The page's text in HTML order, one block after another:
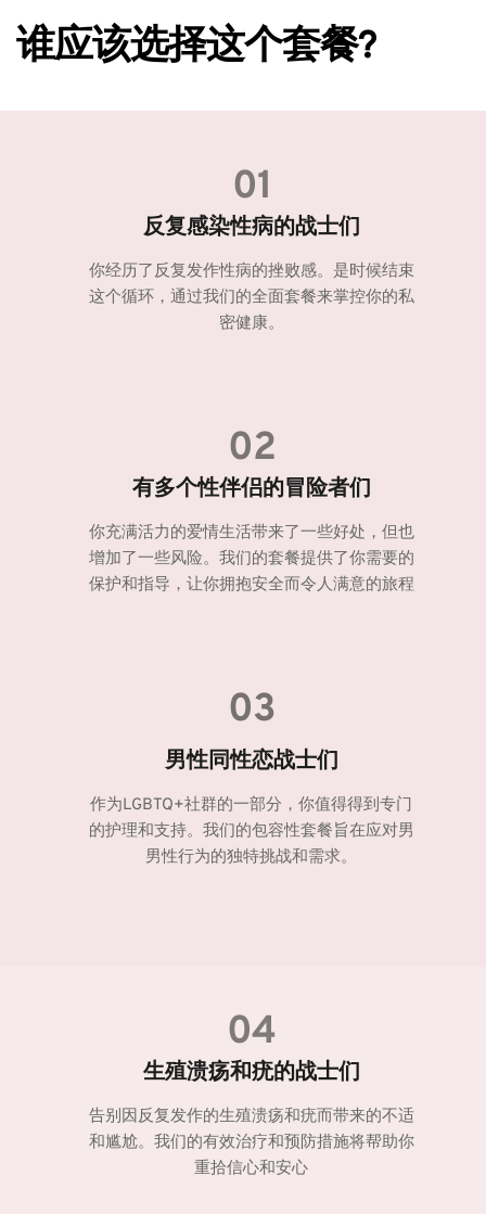
谁应该选择这个套餐?
01
反复感染性病的战士们
你经历了反复发作性病的挫败感。是时候结束
这个循环，通过我们的全面套餐来掌控你的私
密健康。
02
有多个性伴侣的冒险者们
你充满活力的爱情生活带来了一些好处，但也
增加了一些风险。我们的套餐提供了你需要的
保护和指导，让你拥抱安全而令人满意的旅程
03
男性同性恋战士们
作为LGBTQ+社群的一部分，你值得得到专门
的护理和支持。我们的包容性套餐旨在应对男
男性行为的独特挑战和需求。
04
生殖溃疡和疣的战士们
告别因反复发作的生殖溃疡和疣而带来的不适
和尴尬。我们的有效治疗和预防措施将帮助你
重拾信心和安心